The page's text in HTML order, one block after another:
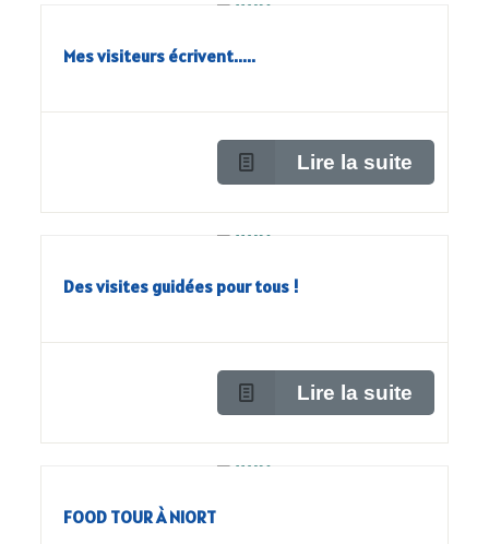
Mes visiteurs écrivent.....
Lire la suite
Des visites guidées pour tous !
Lire la suite
FOOD TOUR À NIORT